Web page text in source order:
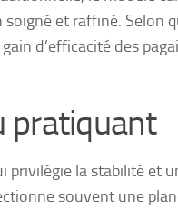
et raffiné. Selon
d’efficacité des
pratiquant
la stabilité et
souvent une